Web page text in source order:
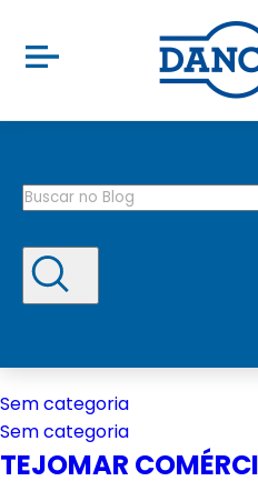
Sem categoria
Sem categoria
TEJOMAR